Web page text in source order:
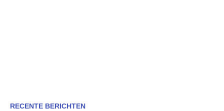
RECENTE BERICHTEN